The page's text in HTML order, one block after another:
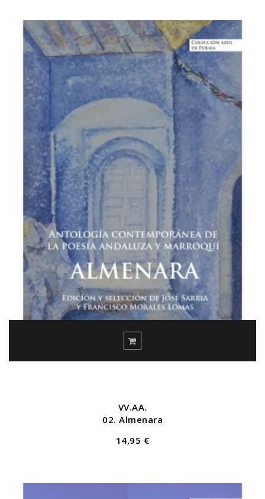
VV.AA.
02. Almenara
14,95 €